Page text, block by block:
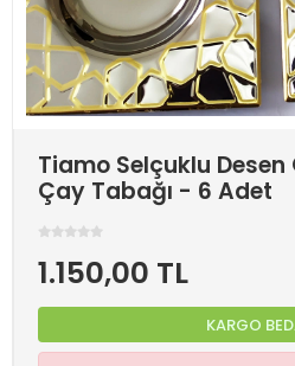
Tiamo Selçuklu
Çay Tabağı - 6 Adet
1.150,00 TL
KARGO